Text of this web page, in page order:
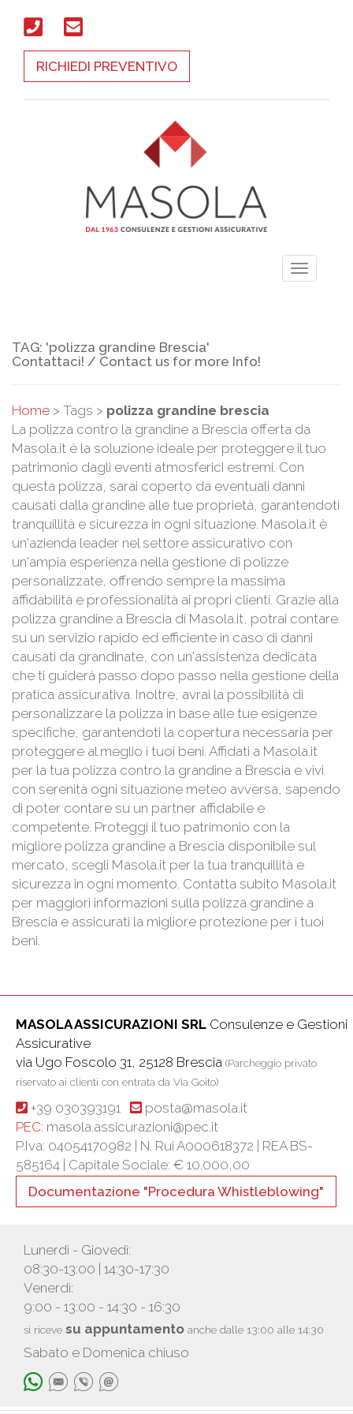
RICHIEDI PREVENTIVO
Toggle
TAG: 'polizza grandine Brescia'
Contattaci! / Contact us for more Info!
Home > Tags > polizza grandine brescia
La polizza contro la grandine a Brescia offerta da
Masola.it è la soluzione ideale per proteggere il tuo
patrimonio dagli eventi atmosferici estremi. Con
questa polizza, sarai coperto da eventuali danni
causati dalla grandine alle tue proprietà, garantendoti
tranquillità e sicurezza in ogni situazione. Masola.it è
un'azienda leader nel settore assicurativo con
un'ampia esperienza nella gestione di polizze
personalizzate, offrendo sempre la massima
affidabilità e professionalità ai propri clienti. Grazie alla
polizza grandine a Brescia di Masola.it, potrai contare
su un servizio rapido ed efficiente in caso di danni
causati da grandinate, con un'assistenza dedicata
che ti guiderà passo dopo passo nella gestione della
pratica assicurativa. Inoltre, avrai la possibilità di
personalizzare la polizza in base alle tue esigenze
specifiche, garantendoti la copertura necessaria per
proteggere al meglio i tuoi beni. Affidati a Masola.it
per la tua polizza contro la grandine a Brescia e vivi
con serenità ogni situazione meteo avversa, sapendo
di poter contare su un partner affidabile e
competente. Proteggi il tuo patrimonio con la
migliore polizza grandine a Brescia disponibile sul
mercato, scegli Masola.it per la tua tranquillità e
sicurezza in ogni momento. Contatta subito Masola.it
per maggiori informazioni sulla polizza grandine a
Brescia e assicurati la migliore protezione per i tuoi
beni.
MASOLA ASSICURAZIONI SRL Consulenze e Gestioni
Assicurative
via Ugo Foscolo 31, 25128 Brescia (Parcheggio privato
riservato ai clienti con entrata da Via Goito)
+39 030393191
posta@masola.it
PEC: masola.assicurazioni@pec.it
P.Iva: 04054170982 | N. Rui A000618372 | REA BS-
585164 | Capitale Sociale: € 10.000,00
Documentazione "Procedura Whistleblowing"
Lunerdì - Giovedì:
08:30-13:00 | 14:30-17:30
Venerdì:
9:00 - 13:00 - 14:30 - 16:30
si riceve su appuntamento anche dalle 13:00 alle 14:30
Sabato e Domenica chiuso